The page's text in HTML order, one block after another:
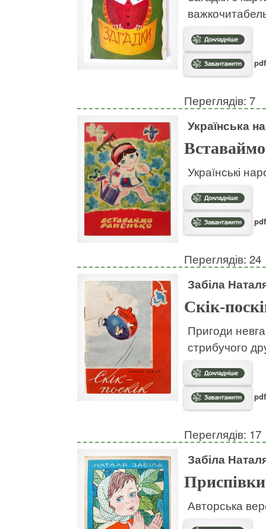
Переглядів: 7
Українська
Українські
Переглядів: 24
Забіла
Скік-
Пригоди
стрибучого
Переглядів: 17
Забіла
Приспівки
Авторська